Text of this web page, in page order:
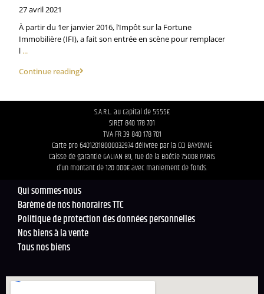
27 avril 2021
À partir du 1er janvier 2016, l’Impôt sur la Fortune
Immobilière (IFI), a fait son entrée en scène pour remplacer
l ...
Continue reading
S.A.R.L. au capital de 5555€
SIRET 840 178 701
TVA FR 39 840 178 701
Carte pro 64012018000032974 délivrée par la CCI BAYONNE
Caisse de garantie GALIAN 89, rue de la Boétie 75008 PARIS
d’un montant de 120 000€ avec maniement de fonds.
Qui sommes-nous
Barème de nos honoraires TTC
Politique de protection des données personnelles
Nos biens à la vente
Tous nos biens